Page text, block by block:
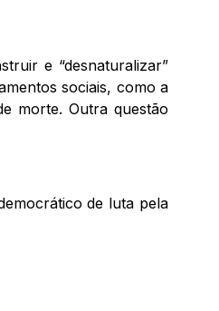
e “desnaturalizar”
sociais, como a
morte. Outra questão
de luta pela